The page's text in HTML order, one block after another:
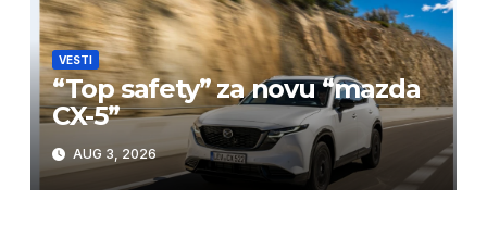
VESTI
“Top safety” za novu “mazda
CX-5”
AUG 3, 2026